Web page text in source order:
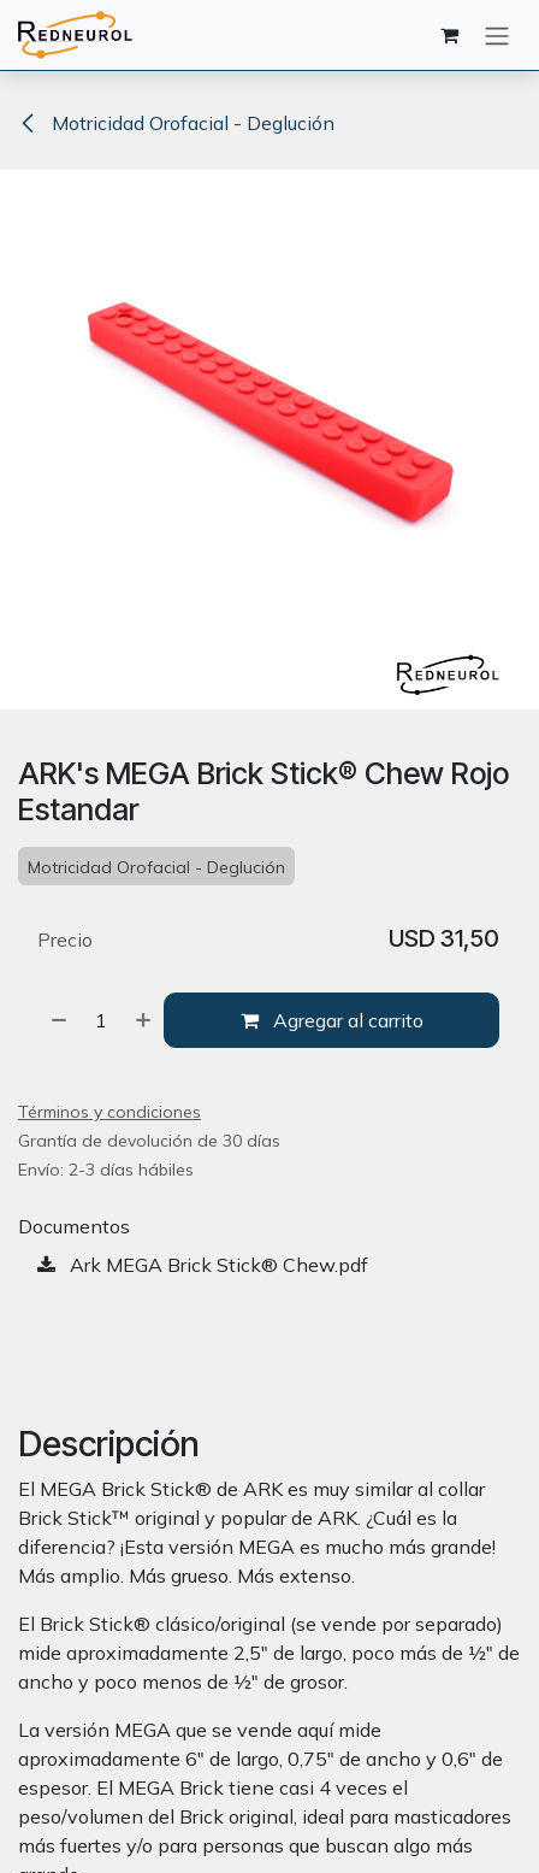
Ir al contenido
Motricidad Orofacial - Deglución
ARK's MEGA Brick Stick® Chew Rojo
Estandar
Motricidad Orofacial - Deglución
Agregar al carrito
Precio USD 31,50
Términos y condiciones
Grantía de devolución de 30 días
Envío: 2-3 días hábiles
Documentos
Ark MEGA Brick Stick® Chew.pdf
Descripción
El MEGA Brick Stick® de ARK es muy similar al collar
Brick Stick™ original y popular de ARK. ¿Cuál es la
diferencia? ¡Esta versión MEGA es mucho más grande!
Más amplio. Más grueso. Más extenso.
El Brick Stick® clásico/original (se vende por separado)
mide aproximadamente 2,5" de largo, poco más de ½" de
ancho y poco menos de ½" de grosor.
La versión MEGA que se vende aquí mide
aproximadamente 6" de largo, 0,75" de ancho y 0,6" de
espesor. El MEGA Brick tiene casi 4 veces el
peso/volumen del Brick original, ideal para masticadores
más fuertes y/o para personas que buscan algo más